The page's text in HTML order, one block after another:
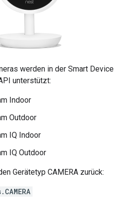
werden in der Smart Device
unterstützt:
Indoor
Outdoor
IQ Indoor
IQ Outdoor
Gerätetyp CAMERA zurück: